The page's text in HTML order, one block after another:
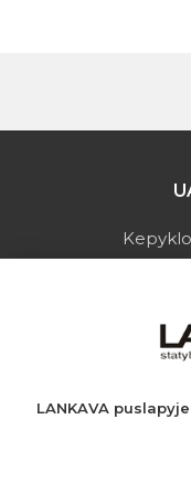
PVM
A.s.:
LANKAVA